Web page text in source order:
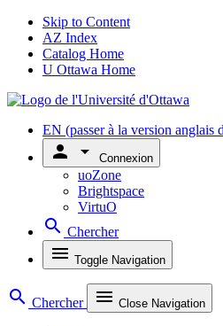
Skip to Content
AZ Index
Catalog Home
U Ottawa Home
EN (passer à la version anglais
person arrow_drop_down Connexion
uoZone
Brightspace
VirtuO
search Chercher
menu Toggle Navigation
search Chercher menu Close Navigation